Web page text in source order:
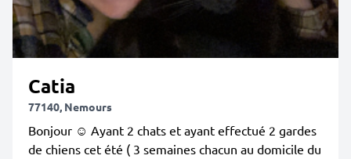
Catia
77140, Nemours
Bonjour ☺️ Ayant 2 chats et ayant effectué 2 gardes
de chiens cet été ( 3 semaines chacun au domicile du